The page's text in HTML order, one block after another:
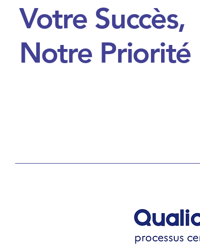
Votre Succès,
Notre Priorité